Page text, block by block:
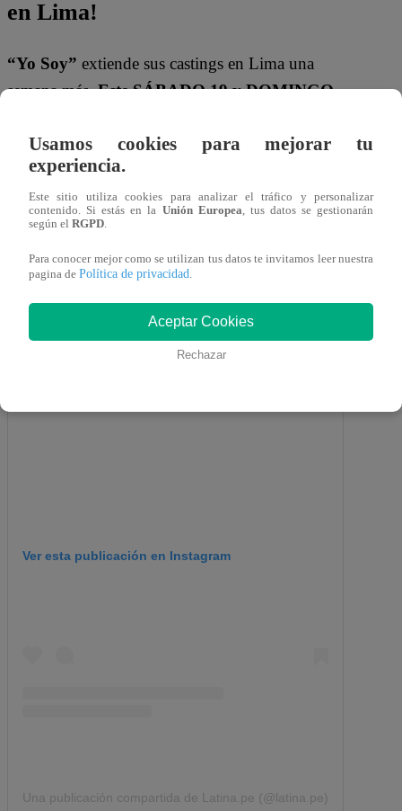
en Lima!
“Yo Soy” extiende sus castings en Lima una
semana más.Este SÁBADO 19 y DOMINGO
Morán, Carlos Alcántara y Jely Reátegui te
esperan enAv. San Felipe 968, Jesús María
tienes el talento para imitar a tu artista favorito,
esta es tu oportunidad.
Ver esta publicación en Instagram
Una publicación compartida de Latina.pe (@latina.pe)
Usamos cookies para mejorar tu
experiencia.
Este sitio utiliza cookies para analizar el tráfico y personalizar
contenido. Si estás en la Unión Europea, tus datos se gestionarán
según el RGPD.
Para conocer mejor como se utilizan tus datos te invitamos leer nuestra
pagina de Política de privacidad.
Aceptar Cookies
Rechazar